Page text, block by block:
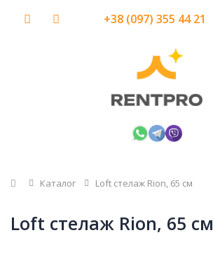
+38 (097) 355 44 21
Головна
Каталог
Loft стелаж Rion, 65 см
Loft стелаж Rion, 65 см